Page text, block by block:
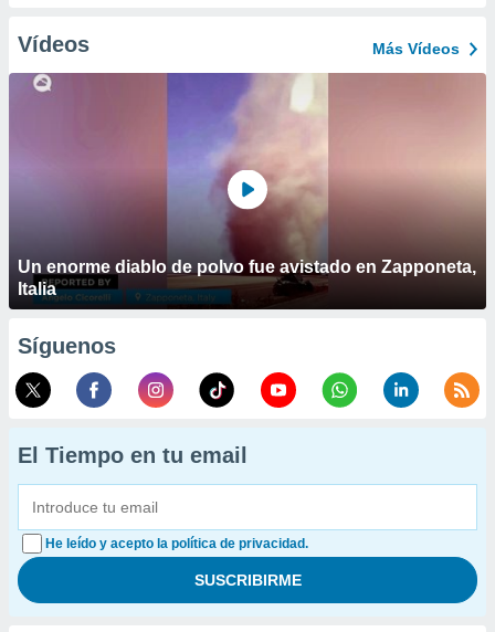
Vídeos Más Vídeos
Un enorme diablo de polvo fue avistado en Zapponeta,
Italia
Síguenos
El Tiempo en tu email
He leído y acepto la política de privacidad.